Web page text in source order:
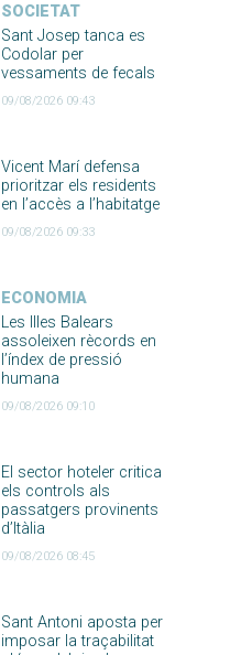
SOCIETAT
Sant Josep tanca es
Codolar per
vessaments de fecals
09/08/2026 09:43
Vicent Marí defensa
prioritzar els residents
en l’accès a l’habitatge
09/08/2026 09:33
ECONOMIA
Les Illes Balears
assoleixen rècords en
l’índex de pressió
humana
09/08/2026 09:10
El sector hoteler critica
els controls als
passatgers provinents
d’Itàlia
09/08/2026 08:45
Sant Antoni aposta per
imposar la traçabilitat